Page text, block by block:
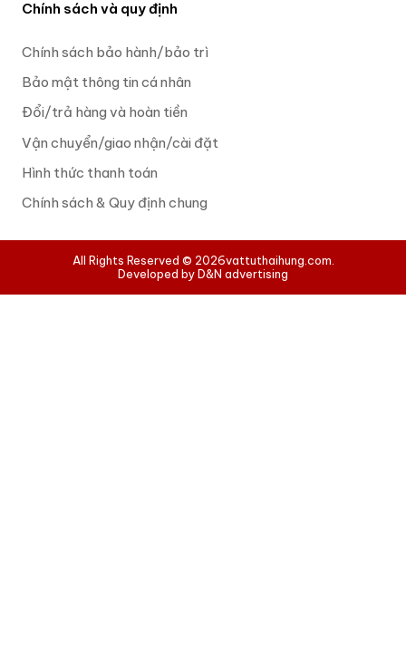
Chính sách và quy định
Chính sách bảo hành/bảo trì
Bảo mật thông tin cá nhân
Đổi/trả hàng và hoàn tiền
Vận chuyển/giao nhận/cài đặt
Hình thức thanh toán
Chính sách & Quy định chung
All Rights Reserved © 2026vattuthaihung.com.
Developed by D&N advertising